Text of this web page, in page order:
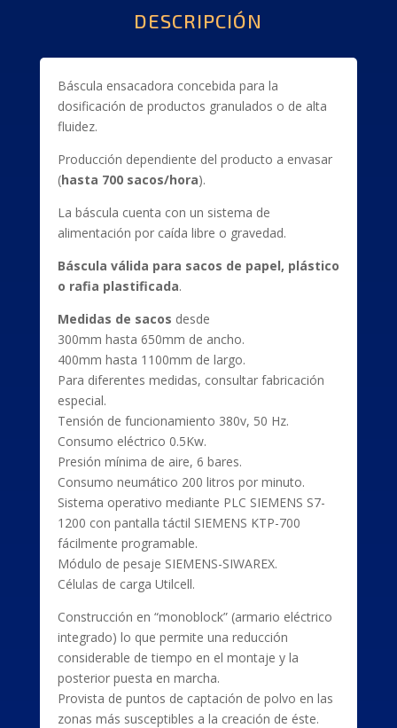
DESCRIPCIÓN
Báscula ensacadora concebida para la
dosificación de productos granulados o de alta
fluidez.
Producción dependiente del producto a envasar
(hasta 700 sacos/hora).
La báscula cuenta con un sistema de
alimentación por caída libre o gravedad.
Báscula válida para sacos de papel, plástico
o rafia plastificada.
Medidas de sacos desde
300mm hasta 650mm de ancho.
400mm hasta 1100mm de largo.
Para diferentes medidas, consultar fabricación
especial.
Tensión de funcionamiento 380v, 50 Hz.
Consumo eléctrico 0.5Kw.
Presión mínima de aire, 6 bares.
Consumo neumático 200 litros por minuto.
Sistema operativo mediante PLC SIEMENS S7-
1200 con pantalla táctil SIEMENS KTP-700
fácilmente programable.
Módulo de pesaje SIEMENS-SIWAREX.
Células de carga Utilcell.
Construcción en “monoblock” (armario eléctrico
integrado) lo que permite una reducción
considerable de tiempo en el montaje y la
posterior puesta en marcha.
Provista de puntos de captación de polvo en las
zonas más susceptibles a la creación de éste.